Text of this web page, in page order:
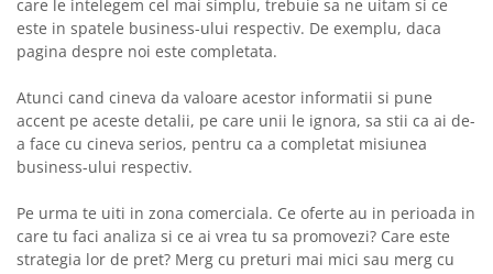
care le intelegem cel mai simplu, trebuie sa ne uitam si ce
este in spatele business-ului respectiv. De exemplu, daca
pagina despre noi este completata.
Atunci cand cineva da valoare acestor informatii si pune
accent pe aceste detalii, pe care unii le ignora, sa stii ca ai de-
a face cu cineva serios, pentru ca a completat misiunea
business-ului respectiv.
Pe urma te uiti in zona comerciala. Ce oferte au in perioada in
care tu faci analiza si ce ai vrea tu sa promovezi? Care este
strategia lor de pret? Merg cu preturi mai mici sau merg cu